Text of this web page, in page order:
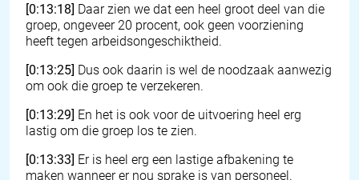
[0:13:18] Daar zien we dat een heel groot deel van die
groep, ongeveer 20 procent, ook geen voorziening
heeft tegen arbeidsongeschiktheid.
[0:13:25] Dus ook daarin is wel de noodzaak aanwezig
om ook die groep te verzekeren.
[0:13:29] En het is ook voor de uitvoering heel erg
lastig om die groep los te zien.
[0:13:33] Er is heel erg een lastige afbakening te
maken wanneer er nou sprake is van personeel.